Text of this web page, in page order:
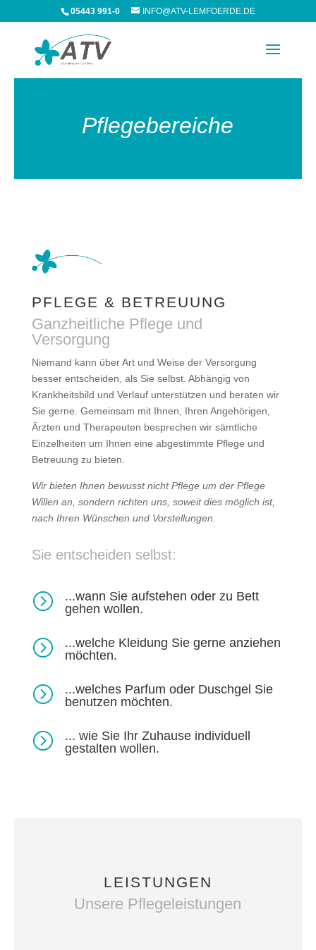
05443 991-0 INFO@ATV-LEMFOERDE.DE
Pflegebereiche
PFLEGE & BETREUUNG
Ganzheitliche Pflege und
Versorgung
Niemand kann über Art und Weise der Versorgung
besser entscheiden, als Sie selbst. Abhängig von
Krankheitsbild und Verlauf unterstützen und beraten wir
Sie gerne. Gemeinsam mit Ihnen, Ihren Angehörigen,
Ärzten und Therapeuten besprechen wir sämtliche
Einzelheiten um Ihnen eine abgestimmte Pflege und
Betreuung zu bieten.
Wir bieten Ihnen bewusst nicht Pflege um der Pflege
Willen an, sondern richten uns, soweit dies möglich ist,
nach Ihren Wünschen und Vorstellungen.
Sie entscheiden selbst:
=
...wann Sie aufstehen oder zu Bett
gehen wollen.
=
...welche Kleidung Sie gerne anziehen
möchten.
=
...welches Parfum oder Duschgel Sie
benutzen möchten.
=
... wie Sie Ihr Zuhause individuell
gestalten wollen.
LEISTUNGEN
Unsere Pflegeleistungen